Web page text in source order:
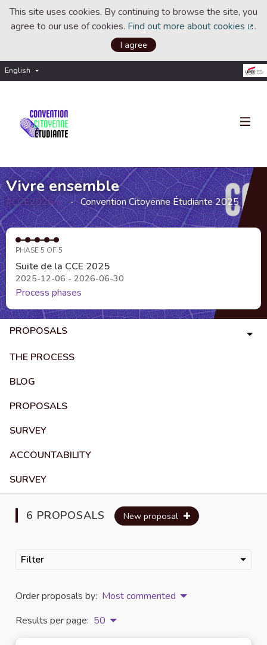
This site uses cookies. By continuing to browse the site, you
agree to our use of cookies. Find out more about cookies .
I agree
English Choisir la langue
Vivre ensemble
#CCE2025
(External link)
Convention Citoyenne Étudiante 2025
PHASE 5 OF 5
Suite de la CCE 2025
2025-12-06 - 2026-06-30
Process phases
PROPOSALS
THE PROCESS
BLOG
PROPOSALS
SURVEY
ACCOUNTABILITY
SURVEY
6 PROPOSALS New proposal
Filter
Order proposals by: Most commented
Results per page: 50